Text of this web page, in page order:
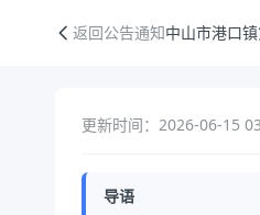
返回公告通知中山市港口
更新时间：2026-06-15
导语